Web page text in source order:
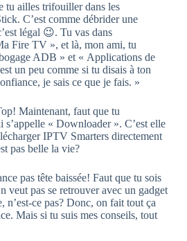
tu ailles trifouiller dans les
C’est comme débrider une
légal 😉. Tu vas dans
Fire TV », et là, mon ami, tu
ADB » et « Applications de
un peu comme si tu disais à ton
je sais ce que je fais. »
Maintenant, faut que tu
s’appelle « Downloader ». C’est elle
IPTV Smarters directement
pas belle la vie?
pas tête baissée! Faut que tu sois
veut pas se retrouver avec un gadget
n’est-ce pas? Donc, on fait tout ça
Mais si tu suis mes conseils, tout